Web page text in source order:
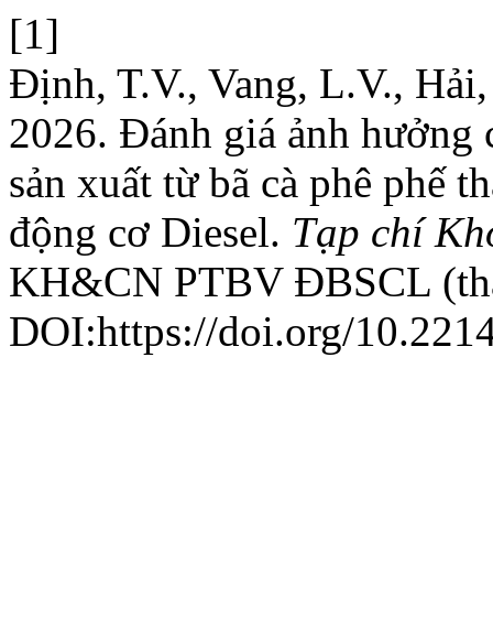
[1]
Định, T.V., Vang, L.V.,
2026. Đánh giá ảnh hưởng
sản xuất từ bã cà phê phế
động cơ Diesel. Tạp chí
KH&CN PTBV ĐBSCL
DOI:https://doi.org/